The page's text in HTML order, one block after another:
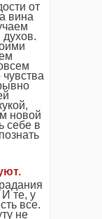
от
вина
духов.
новой
себе в
те, у
все.
не